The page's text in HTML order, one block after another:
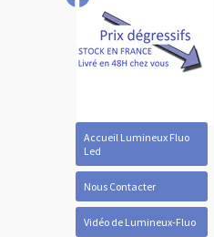
Accueil Lumineux Fluo
Led
Nous Contacter
Vidéo de Lumineux-Fluo